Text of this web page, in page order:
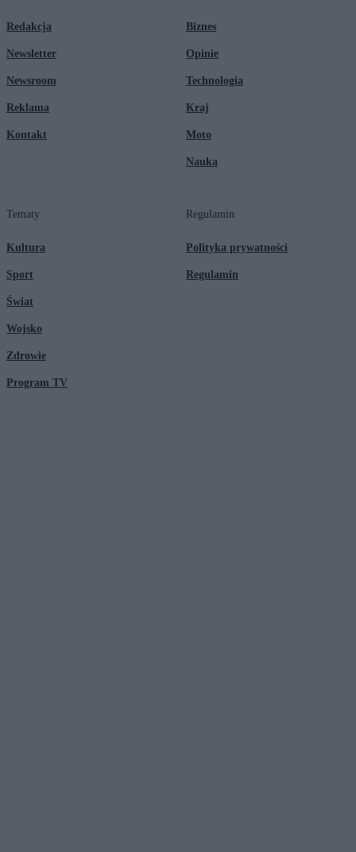
Redakcja
Newsletter
Newsroom
Reklama
Kontakt
Biznes
Opinie
Technologia
Kraj
Moto
Nauka
Tematy
Kultura
Sport
Świat
Wojsko
Zdrowie
Program TV
Regulamin
Polityka prywatności
Regulamin